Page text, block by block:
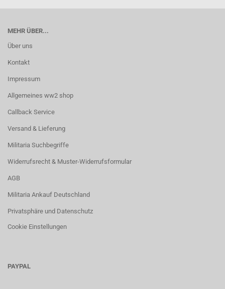
MEHR ÜBER...
Über uns
Kontakt
Impressum
Allgemeines ww2 shop
Callback Service
Versand & Lieferung
Militaria Suchbegriffe
Widerrufsrecht & Muster-Widerrufsformular
AGB
Militaria Ankauf Deutschland
Privatsphäre und Datenschutz
Cookie Einstellungen
PAYPAL